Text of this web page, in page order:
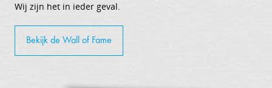
Wij zijn het in ieder geval.
Bekijk de Wall of Fame